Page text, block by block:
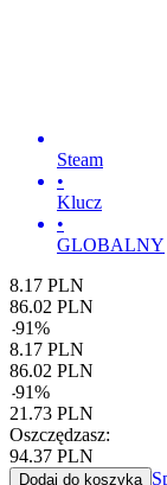
Steam
•
Klucz
•
GLOBALNY
8.17 PLN
86.02 PLN
-91%
8.17 PLN
86.02 PLN
-91%
21.73 PLN
Oszczędzasz:
94.37 PLN
Dodaj do koszyka